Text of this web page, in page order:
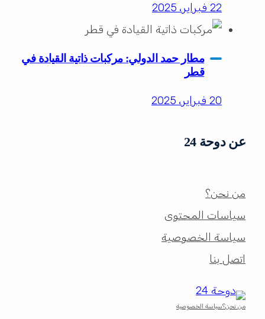
22 فبراير، 2025
مطار حمد الدولي: مركبات ذاتية القيادة في
قطر
20 فبراير، 2025
عن دوحة 24
من نحن؟
سياسات المحتوى
سياسة الخصوصية
اتصل بنا
من نحن؟سياسة الخصوصية